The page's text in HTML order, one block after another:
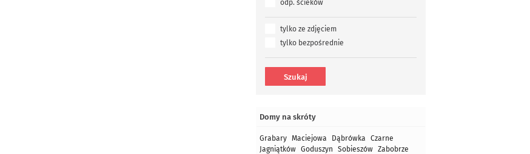
odp. ścieków
tylko ze zdjęciem
tylko bezpośrednie
Domy na skróty
Grabary Maciejowa Dąbrówka
Czarne
Jagniątków Goduszyn Sobieszów Zabobrze